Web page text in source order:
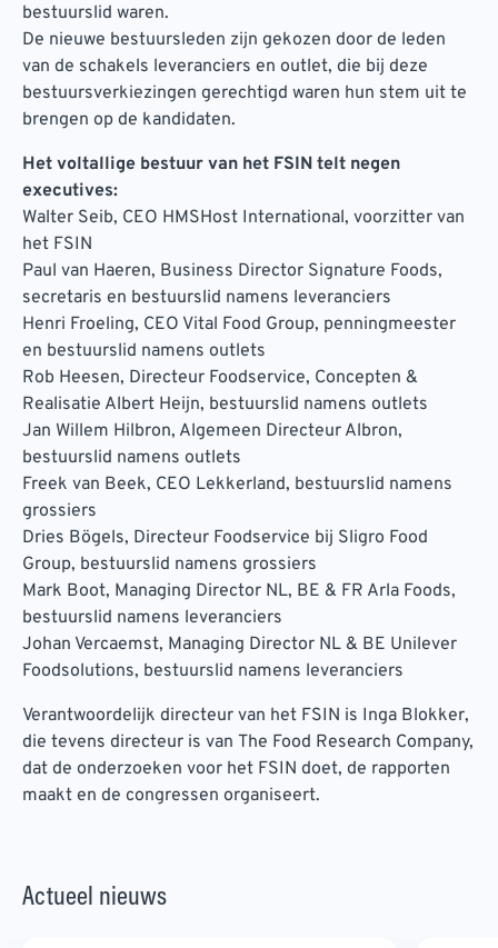
bestuurslid waren.
De nieuwe bestuursleden zijn gekozen door de leden
van de schakels leveranciers en outlet, die bij deze
bestuursverkiezingen gerechtigd waren hun stem uit te
brengen op de kandidaten.
Het voltallige bestuur van het FSIN telt negen
executives:
Walter Seib, CEO HMSHost International, voorzitter van
het FSIN
Paul van Haeren, Business Director Signature Foods,
secretaris en bestuurslid namens leveranciers
Henri Froeling, CEO Vital Food Group, penningmeester
en bestuurslid namens outlets
Rob Heesen, Directeur Foodservice, Concepten &
Realisatie Albert Heijn, bestuurslid namens outlets
Jan Willem Hilbron, Algemeen Directeur Albron,
bestuurslid namens outlets
Freek van Beek, CEO Lekkerland, bestuurslid namens
grossiers
Dries Bögels, Directeur Foodservice bij Sligro Food
Group, bestuurslid namens grossiers
Mark Boot, Managing Director NL, BE & FR Arla Foods,
bestuurslid namens leveranciers
Johan Vercaemst, Managing Director NL & BE Unilever
Foodsolutions, bestuurslid namens leveranciers
Verantwoordelijk directeur van het FSIN is Inga Blokker,
die tevens directeur is van The Food Research Company,
dat de onderzoeken voor het FSIN doet, de rapporten
maakt en de congressen organiseert.
Actueel nieuws